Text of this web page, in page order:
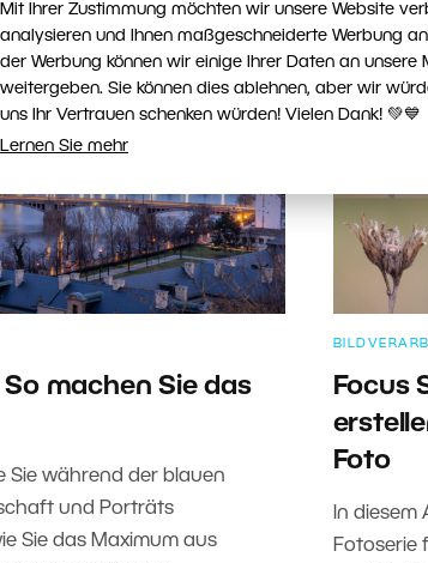
Mit Ihrer Zustimmung möchten wir unsere Website
analysieren und Ihnen maßgeschneiderte Werbung
der Werbung können wir einige Ihrer Daten an unsere
weitergeben. Sie können dies ablehnen, aber wir
uns Ihr Vertrauen schenken würden! Vielen Dank! 💚💙
Lernen Sie mehr
So machen Sie das
Sie während der blauen
und Porträts
Sie das Maximum aus
Focus
Foto
In diesem
Fotoserie